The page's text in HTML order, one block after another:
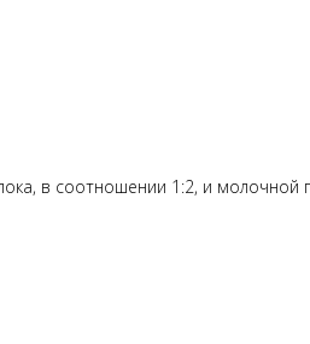
в соотношении 1:2, и молочной